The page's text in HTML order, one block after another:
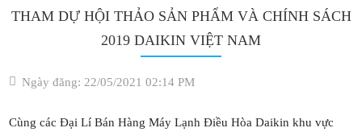
THAM DỰ HỘI THẢO SẢN PHẨM VÀ CHÍNH SÁCH
2019 DAIKIN VIỆT NAM
Ngày đăng: 22/05/2021 02:14 PM
Cùng các Đại Lí Bán Hàng Máy Lạnh Điều Hòa Daikin khu vực